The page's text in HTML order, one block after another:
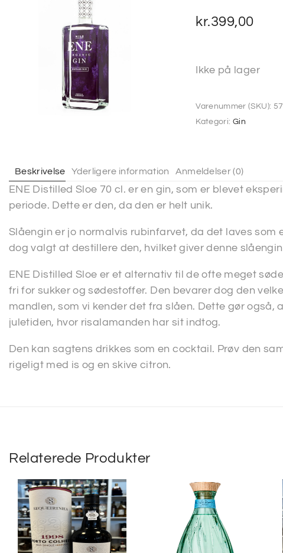
kr.399,00
Ikke på lager
Varenummer (SKU):
Kategori: Gin
Beskrivelse Yderligere information Anmeldelser (0)
ENE Distilled Sloe 70 cl. er en gin, som er blevet
periode. Dette er den, da den er helt unik.
Slåengin er jo normalvis rubinfarvet, da det laves
dog valgt at destillere den, hvilket giver denne
ENE Distilled Sloe er et alternativ til de ofte meget
fri for sukker og sødestoffer. Den bevarer dog den
mandlen, som vi kender det fra slåen. Dette gør også,
juletiden, hvor risalamanden har sit indtog.
Den kan sagtens drikkes som en cocktail. Prøv den
rigeligt med is og en skive citron.
Relaterede Produkter